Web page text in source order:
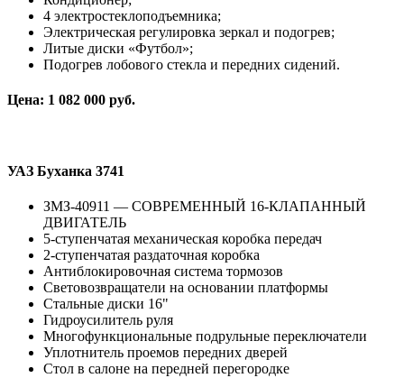
4 электростеклоподъемника;
Электрическая регулировка зеркал и подогрев;
Литые диски «Футбол»;
Подогрев лобового стекла и передних сидений.
Цена: 1 082 000 руб.
УАЗ Буханка 3741
ЗМЗ-40911 — СОВРЕМЕННЫЙ 16-КЛАПАННЫЙ
ДВИГАТЕЛЬ
5-ступенчатая механическая коробка передач
2-ступенчатая раздаточная коробка
Антиблокировочная система тормозов
Световозвращатели на основании платформы
Стальные диски 16"
Гидроусилитель руля
Многофункциональные подрульные переключатели
Уплотнитель проемов передних дверей
Стол в салоне на передней перегородке